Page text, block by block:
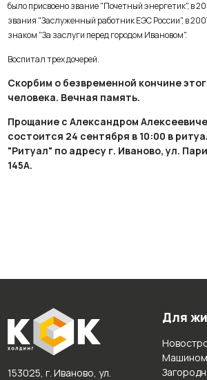
было присвоено звание "Почетный энергетик", в
звания "Заслуженный работник ЕЭС России", в
знаком "За заслуги перед городом Ивановом".
Воспитал трех дочерей.
Скорбим о безвременной кончине
человека. Вечная память.
Прощание с Александром
состоится 24 сентября в 10:00 в
"Ритуал" по адресу г. Иваново, ул.
145А.
153025, г. Иваново, ул.
Для